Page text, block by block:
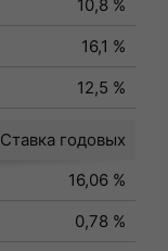
10,8 %
16,1 %
12,5 %
Ставка годовых
16,06 %
0,78 %